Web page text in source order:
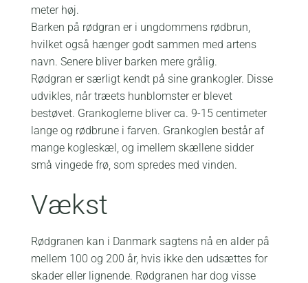
meter høj.
Barken på rødgran er i ungdommens rødbrun,
hvilket også hænger godt sammen med artens
navn. Senere bliver barken mere grålig.
Rødgran er særligt kendt på sine grankogler. Disse
udvikles, når træets hunblomster er blevet
bestøvet. Grankoglerne bliver ca. 9-15 centimeter
lange og rødbrune i farven. Grankoglen består af
mange kogleskæl, og imellem skællene sidder
små vingede frø, som spredes med vinden.
Vækst
Rødgranen kan i Danmark sagtens nå en alder på
mellem 100 og 200 år, hvis ikke den udsættes for
skader eller lignende. Rødgranen har dog visse